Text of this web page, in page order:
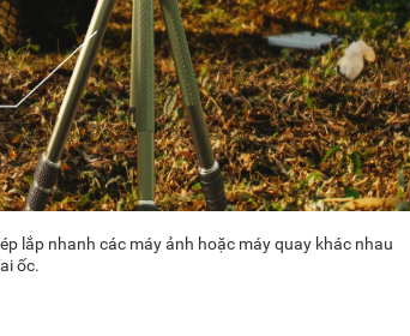
lắp nhanh các máy ảnh hoặc máy quay khác nhau
ốc.